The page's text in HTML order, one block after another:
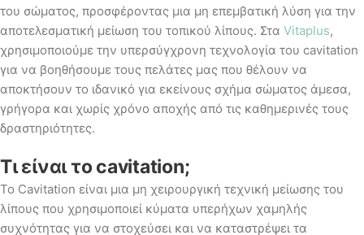
του σώματος, προσφέροντας μια μη επεμβατική λύση για την
αποτελεσματική μείωση του τοπικού λίπους. Στα Vitaplus,
χρησιμοποιούμε την υπερσύγχρονη τεχνολογία του cavitation
για να βοηθήσουμε τους πελάτες μας που θέλουν να
αποκτήσουν το ιδανικό για εκείνους σχήμα σώματος άμεσα,
γρήγορα και χωρίς χρόνο αποχής από τις καθημερινές τους
δραστηριότητες.
Τι είναι τοcavitation;
Το Cavitation είναι μια μη χειρουργική τεχνική μείωσης του
λίπους που χρησιμοποιεί κύματα υπερήχων χαμηλής
συχνότητας για να στοχεύσει και να καταστρέψει τα